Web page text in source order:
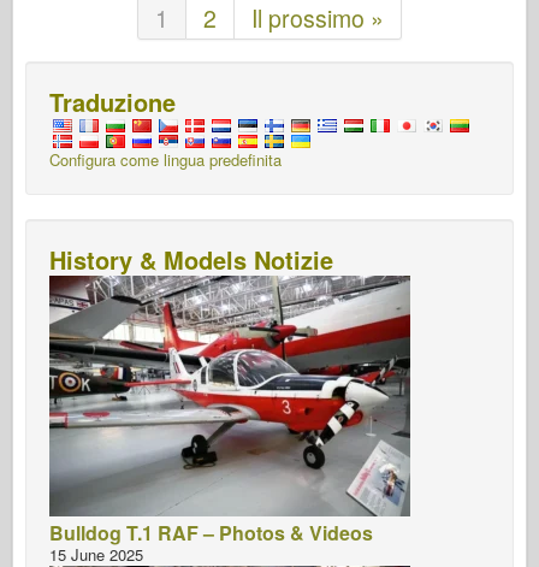
1 2 Il prossimo »
Traduzione
Configura come lingua predefinita
History & Models Notizie
Bulldog T.1 RAF – Photos & Videos
15 June 2025